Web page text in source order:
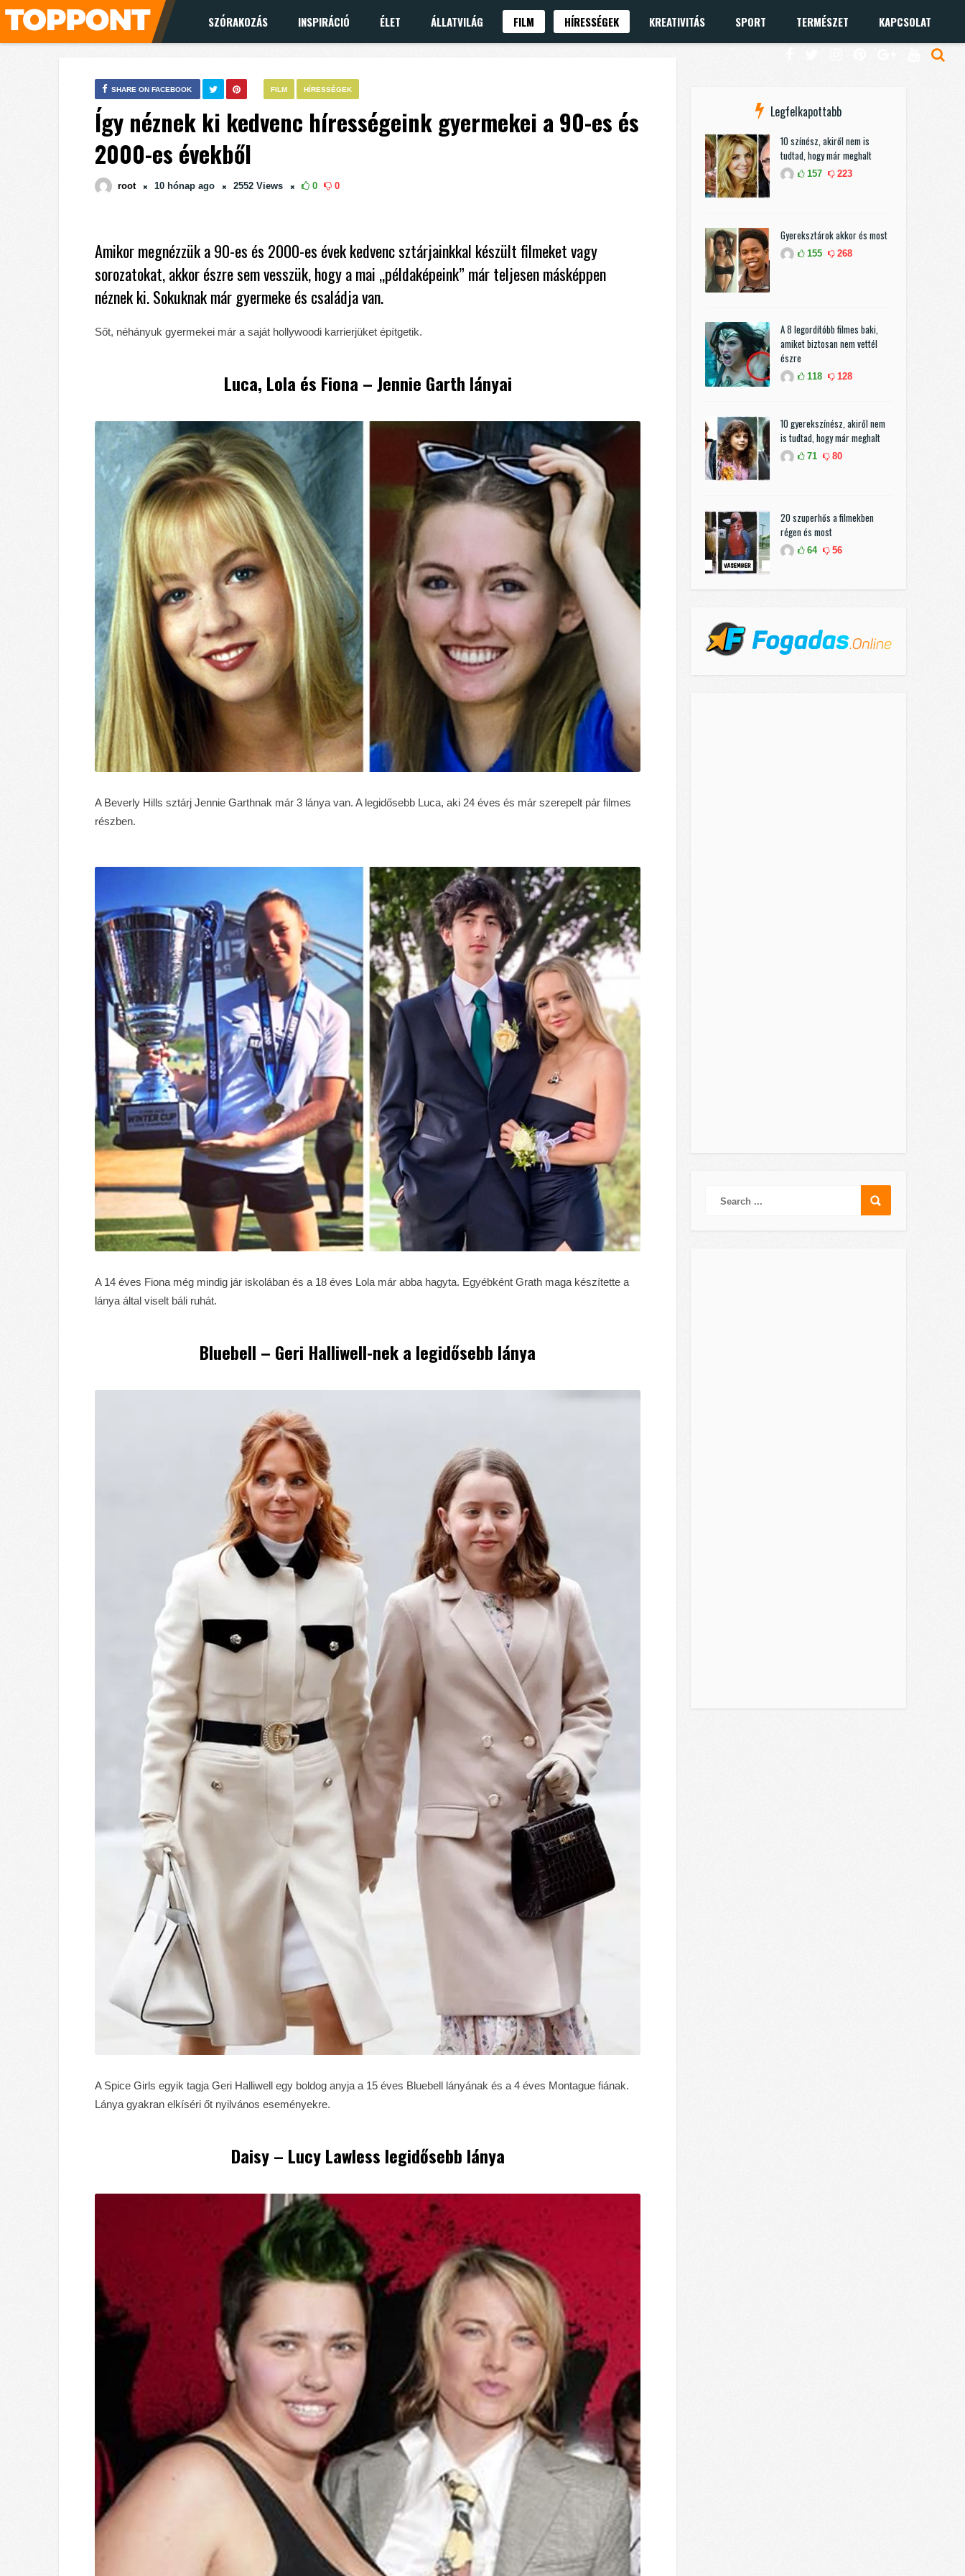
SZÓRAKOZÁS INSPIRÁCIÓ ÉLET ÁLLATVILÁG FILM HÍRESSÉGEK KREATIVITÁS SPORT TERMÉSZET KAPCSOLAT
FILM HÍRESSÉGEK
SHARE ON FACEBOOK
Így néznek ki kedvenc hírességeink gyermekei a 90-es és
2000-es évekből
root 10 hónap ago 2552 Views 0 0
Amikor megnézzük a 90-es és 2000-es évek kedvenc sztárjainkkal készült filmeket vagy
sorozatokat, akkor észre sem vesszük, hogy a mai „példaképeink” már teljesen másképpen
néznek ki. Sokuknak már gyermeke és családja van.
Sőt, néhányuk gyermekei már a saját hollywoodi karrierjüket építgetik.
Luca, Lola és Fiona – Jennie Garth lányai
A Beverly Hills sztárj Jennie Garthnak már 3 lánya van. A legidősebb Luca, aki 24 éves és már szerepelt pár filmes
részben.
A 14 éves Fiona még mindig jár iskolában és a 18 éves Lola már abba hagyta. Egyébként Grath maga készítette a
lánya által viselt báli ruhát.
Bluebell – Geri Halliwell-nek a legidősebb lánya
A Spice Girls egyik tagja Geri Halliwell egy boldog anyja a 15 éves Bluebell lányának és a 4 éves Montague fiának.
Lánya gyakran elkíséri őt nyilvános eseményekre.
Daisy – Lucy Lawless legidősebb lánya
Legfelkapottabb
10 színész, akiről nem is
tudtad, hogy már meghalt
157 223
Gyereksztárok akkor és most
155 268
A 8 legordítóbb filmes baki,
amiket biztosan nem vettél
észre
118 128
10 gyerekszínész, akiről nem
is tudtad, hogy már meghalt
71 80
20 szuperhős a filmekben
régen és most
64 56